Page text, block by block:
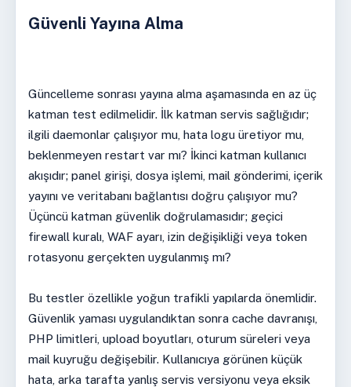
Güvenli Yayına Alma
Güncelleme sonrası yayına alma aşamasında en az üç
katman test edilmelidir. İlk katman servis sağlığıdır;
ilgili daemonlar çalışıyor mu, hata logu üretiyor mu,
beklenmeyen restart var mı? İkinci katman kullanıcı
akışıdır; panel girişi, dosya işlemi, mail gönderimi, içerik
yayını ve veritabanı bağlantısı doğru çalışıyor mu?
Üçüncü katman güvenlik doğrulamasıdır; geçici
firewall kuralı, WAF ayarı, izin değişikliği veya token
rotasyonu gerçekten uygulanmış mı?
Bu testler özellikle yoğun trafikli yapılarda önemlidir.
Güvenlik yaması uygulandıktan sonra cache davranışı,
PHP limitleri, upload boyutları, oturum süreleri veya
mail kuyruğu değişebilir. Kullanıcıya görünen küçük
hata, arka tarafta yanlış servis versiyonu veya eksik